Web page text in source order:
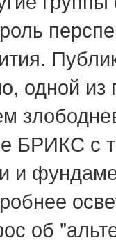
одной
БРИКС с
и
об